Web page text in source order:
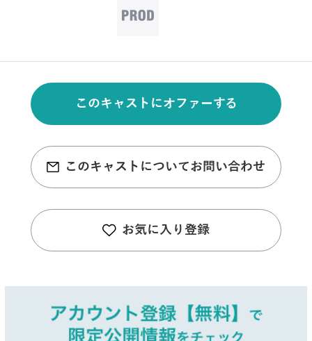
このキャストにオファーする
このキャストについてお問い合わせ
お気に入り登録